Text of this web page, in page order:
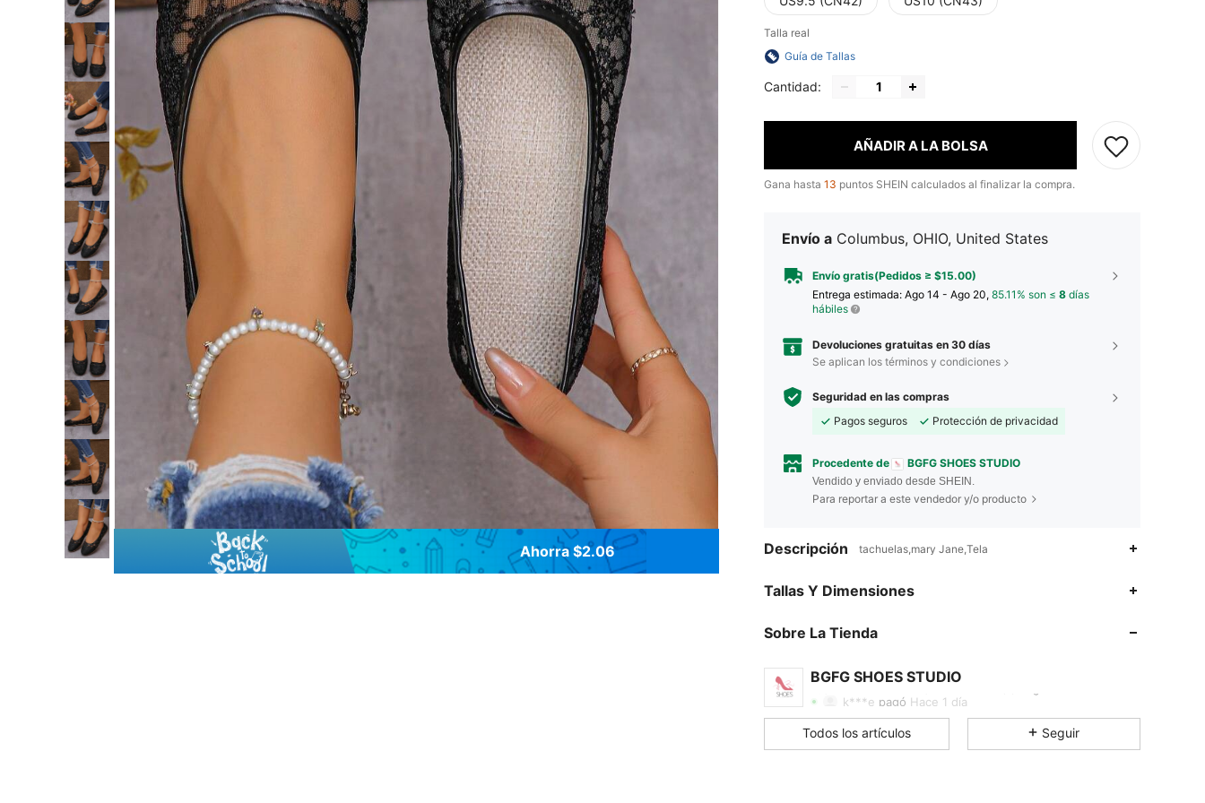
Ahorra $2.06
Talla real
Guía de Tallas
Cantidad:
AÑADIR A LA BOLSA
Gana hasta 13 puntos SHEIN calculados al finalizar la compra.
Envío a Columbus, OHIO, United States
Envío gratis(Pedidos ≥ $15.00)
Entrega estimada: Ago 14 - Ago 20, 85.11% son ≤ 8 días
hábiles
Devoluciones gratuitas en 30 días
Se aplican los términos y condiciones
Seguridad en las compras
Pagos seguros
Protección de privacidad
Procedente de BGFG SHOES STUDIO
Vendido y enviado desde SHEIN.
Para reportar a este vendedor y/o producto
Descripción tachuelas,mary Jane,Tela
Tallas Y Dimensiones
Sobre La Tienda
BGFG SHOES STUDIO
4.92 Calificación 19Artículos
k***e pagó Hace 1 día
4.92
Todos los artículos Seguir